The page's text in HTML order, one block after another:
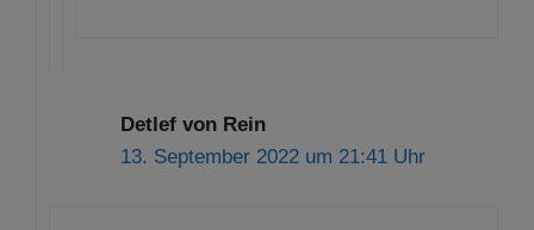
Detlef von Rein
13. September 2022 um 21:41 Uhr